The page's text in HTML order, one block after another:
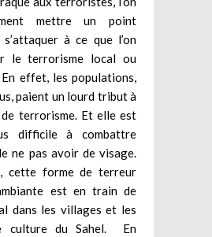
mettre un point
s’attaquer à ce que l’on
le terrorisme local ou
effet, les populations,
paient un lourd tribut à
terrorisme. Et elle est
difficile à combattre
ne pas avoir de visage.
cette forme de terreur
est en train de
dans les villages et les
culture du Sahel. En